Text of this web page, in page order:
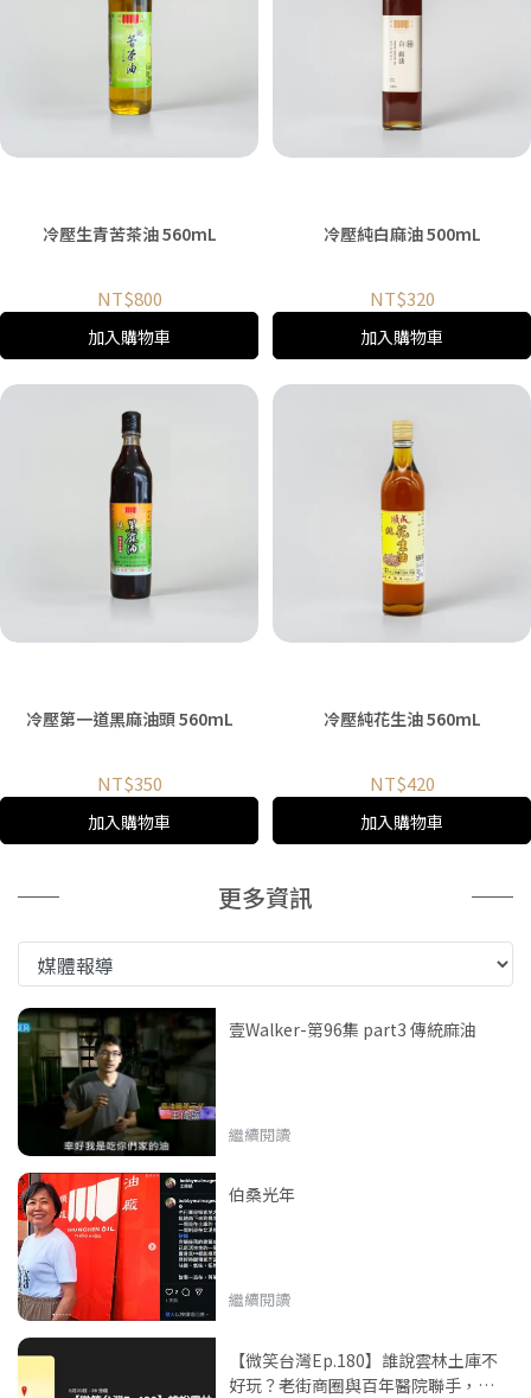
冷壓生青苦茶油 560mL
NT$800
加入購物車
冷壓純白麻油 500mL
NT$320
加入購物車
冷壓第一道黑麻油頭 560mL
NT$350
加入購物車
冷壓純花生油 560mL
NT$420
加入購物車
更多資訊
壹Walker-第96集 part3 傳統麻油
繼續閱讀
伯桑光年
繼續閱讀
【微笑台灣Ep.180】誰說雲林土庫不
好玩？老街商圈與百年醫院聯手，充